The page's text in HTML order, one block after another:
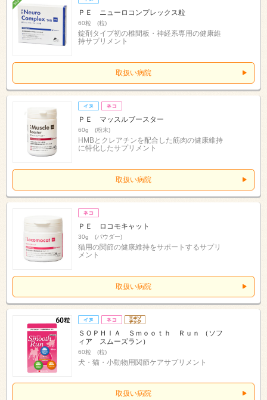
ＰＥ ニューロコンプレックス粒
60粒 (粒)
錠剤タイプ初の椎間板・神経系専用の健康維
持サプリメント
取扱い病院
ＰＥ マッスルブースター
60g (粉末)
HMBとクレアチンを配合した筋肉の健康維持
に特化したサプリメント
取扱い病院
ＰＥ ロコモキャット
30g (パウダー)
猫用の関節の健康維持をサポートするサプリ
メント
取扱い病院
ＳＯＰＨＩＡ Ｓｍｏｏｔｈ Ｒｕｎ （ソフ
ィア スムーズラン）
60粒 (粒)
犬・猫・小動物用関節ケアサプリメント
取扱い病院